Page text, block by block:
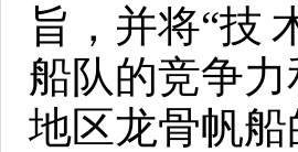
旨，并将“技
船队的竞争力
地区龙骨帆船